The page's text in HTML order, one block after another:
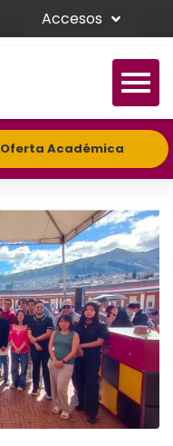
Accesos
Oferta Académica